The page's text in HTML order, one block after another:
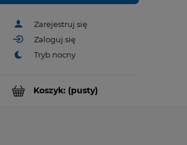
Zarejestruj się
Zaloguj się
Koszyk: (pusty)